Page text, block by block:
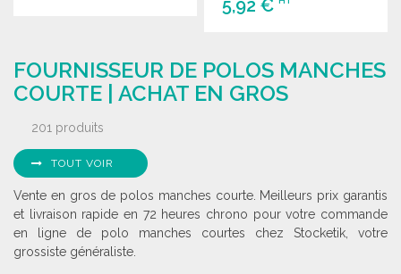
5,92 €
Demander un devis
FOURNISSEUR DE POLOS MANCHES
COURTE | ACHAT EN GROS
201 produits
TOUT VOIR
Vente en gros de polos manches courte. Meilleurs prix garantis
et livraison rapide en 72 heures chrono pour votre commande
en ligne de polo manches courtes chez Stocketik, votre
grossiste généraliste.